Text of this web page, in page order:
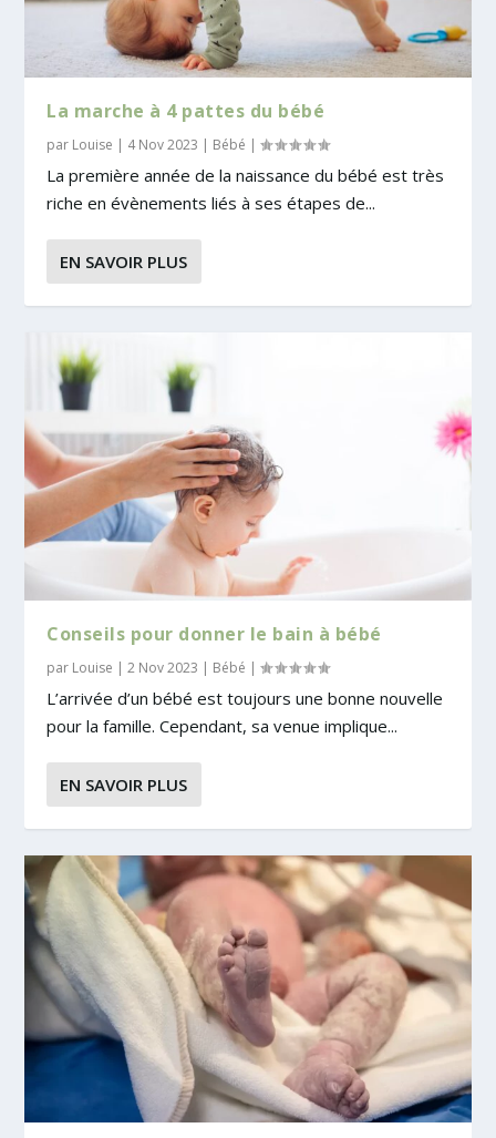
La marche à 4 pattes du bébé
par Louise | 4 Nov 2023 | Bébé |
La première année de la naissance du bébé est très
riche en évènements liés à ses étapes de...
EN SAVOIR PLUS
Conseils pour donner le bain à bébé
par Louise |2 Nov 2023 | Bébé |
L’arrivée d’un bébé est toujours une bonne nouvelle
pour la famille. Cependant, sa venue implique...
EN SAVOIR PLUS